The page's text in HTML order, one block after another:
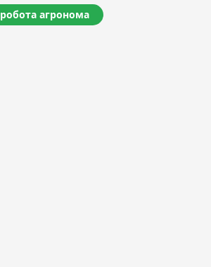
робота агронома